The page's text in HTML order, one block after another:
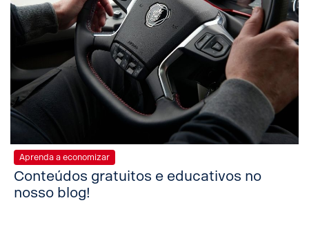
Aprenda a economizar
Conteúdos gratuitos e educativos no
nosso blog!